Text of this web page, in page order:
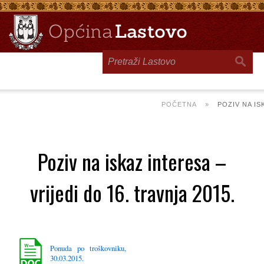
POČETNA » POZIV NA
Poziv na iskaz interesa –
vrijedi do 16. travnja 2015.
Ponuda po troškovniku,
30.03.2015.